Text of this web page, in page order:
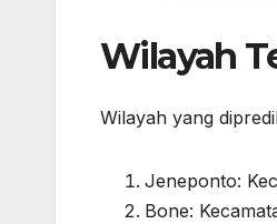
Wilayah
Wilayah yang
Jeneponto:
Bone: